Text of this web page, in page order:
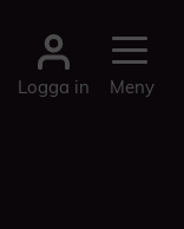
Logga in Meny